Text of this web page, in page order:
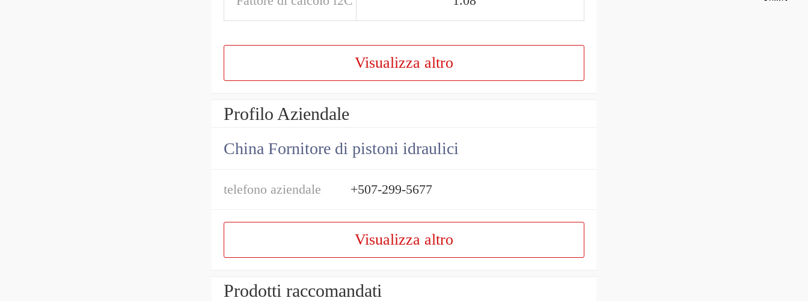
Visualizza altro
Profilo Aziendale
China Fornitore di pistoni idraulici
telefono aziendale +507-299-5677
Visualizza altro
Prodotti raccomandati